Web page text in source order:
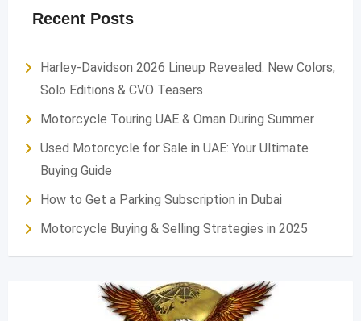
Recent Posts
Harley-Davidson 2026 Lineup Revealed: New Colors,
Solo Editions & CVO Teasers
Motorcycle Touring UAE & Oman During Summer
Used Motorcycle for Sale in UAE: Your Ultimate
Buying Guide
How to Get a Parking Subscription in Dubai
Motorcycle Buying & Selling Strategies in 2025